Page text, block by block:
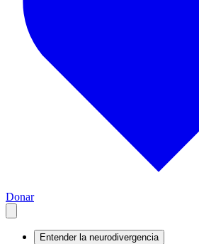
Donar
Entender la neurodivergencia